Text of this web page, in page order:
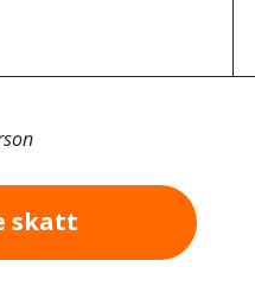
skatt